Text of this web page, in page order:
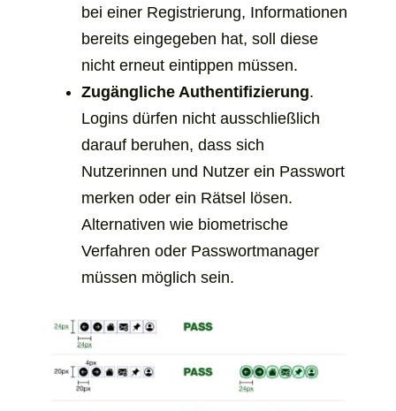
bei einer Registrierung, Informationen
bereits eingegeben hat, soll diese
nicht erneut eintippen müssen.
Zugängliche Authentifizierung.
Logins dürfen nicht ausschließlich
darauf beruhen, dass sich
Nutzerinnen und Nutzer ein Passwort
merken oder ein Rätsel lösen.
Alternativen wie biometrische
Verfahren oder Passwortmanager
müssen möglich sein.